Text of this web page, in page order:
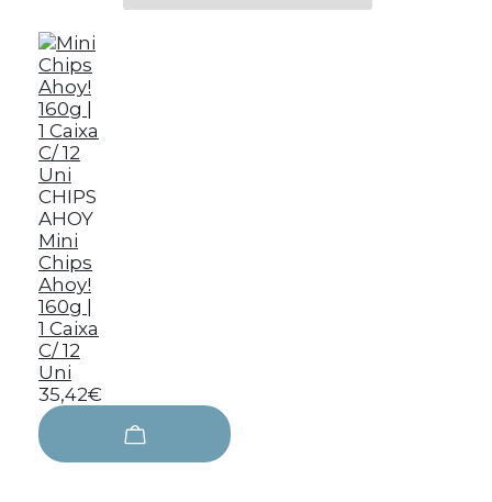
CHIPS
AHOY
Mini
Chips
Ahoy!
160g |
1 Caixa
C/ 12
Uni
35,42€